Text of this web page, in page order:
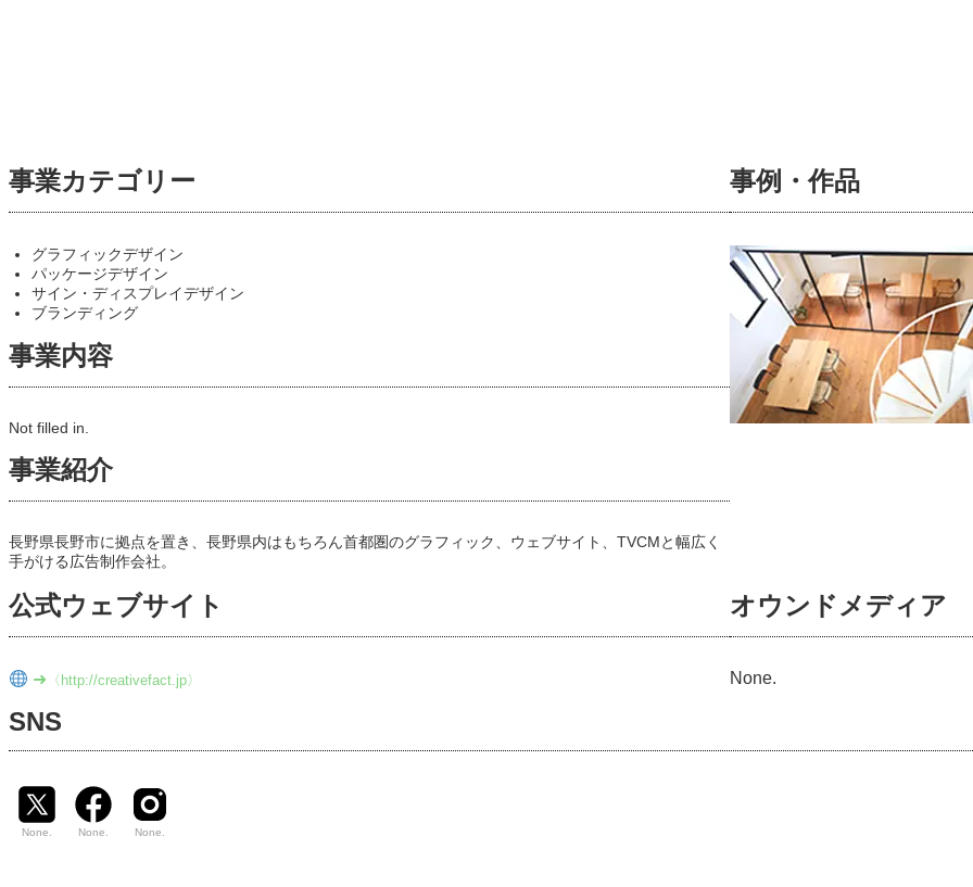
事業カテゴリー
グラフィックデザイン
パッケージデザイン
サイン・ディスプレイデザイン
ブランディング
事業内容
Not filled in.
事業紹介
長野県長野市に拠点を置き、長野県内はもちろん首都圏のグラフィック、ウェブサイト、TVCMと幅広く
手がける広告制作会社。
事例・作品
公式ウェブサイト
➜ 〈http://creativefact.jp〉
オウンドメディア
None.
SNS
None. None. None.